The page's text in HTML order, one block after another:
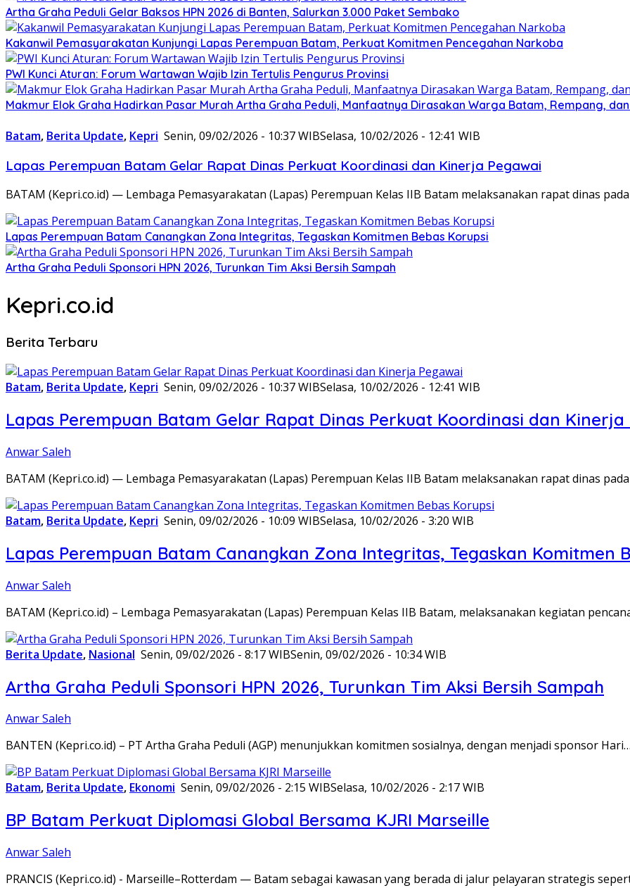
Artha Graha Peduli Gelar Baksos HPN 2026 di Banten, Salurkan 3.000 Paket Sembako
Kakanwil Pemasyarakatan Kunjungi Lapas Perempuan Batam, Perkuat Komitmen Pencegahan Narkoba
PWI Kunci Aturan: Forum Wartawan Wajib Izin Tertulis Pengurus Provinsi
Makmur Elok Graha Hadirkan Pasar Murah Artha Graha Peduli, Manfaatnya Dirasakan Warga Batam, Rempang,
Batam, Berita Update, Kepri Senin, 09/02/2026 - 10:37 WIBSelasa, 10/02/2026 - 12:41 WIB
Lapas Perempuan Batam Gelar Rapat Dinas Perkuat Koordinasi dan Kinerja Pegawai
BATAM (Kepri.co.id) — Lembaga Pemasyarakatan (Lapas) Perempuan Kelas IIB Batam melaksanakan rapat dinas
Lapas Perempuan Batam Canangkan Zona Integritas, Tegaskan Komitmen Bebas Korupsi
Artha Graha Peduli Sponsori HPN 2026, Turunkan Tim Aksi Bersih Sampah
Kepri.co.id
Berita Terbaru
Batam, Berita Update, Kepri Senin, 09/02/2026 - 10:37 WIBSelasa, 10/02/2026 - 12:41 WIB
Lapas Perempuan Batam Gelar Rapat Dinas Perkuat Koordinasi dan Kinerja
Anwar Saleh
BATAM (Kepri.co.id) — Lembaga Pemasyarakatan (Lapas) Perempuan Kelas IIB Batam melaksanakan rapat dinas
Batam, Berita Update, Kepri Senin, 09/02/2026 - 10:09 WIBSelasa, 10/02/2026 - 3:20 WIB
Lapas Perempuan Batam Canangkan Zona Integritas, Tegaskan Komitmen
Anwar Saleh
BATAM (Kepri.co.id) – Lembaga Pemasyarakatan (Lapas) Perempuan Kelas IIB Batam, melaksanakan kegiatan
Berita Update, Nasional Senin, 09/02/2026 - 8:17 WIBSenin, 09/02/2026 - 10:34 WIB
Artha Graha Peduli Sponsori HPN 2026, Turunkan Tim Aksi Bersih Sampah
Anwar Saleh
BANTEN (Kepri.co.id) – PT Artha Graha Peduli (AGP) menunjukkan komitmen sosialnya, dengan menjadi sponsor Hari…
Batam, Berita Update, Ekonomi Senin, 09/02/2026 - 2:15 WIBSelasa, 10/02/2026 - 2:17 WIB
BP Batam Perkuat Diplomasi Global Bersama KJRI Marseille
Anwar Saleh
PRANCIS (Kepri.co.id) - Marseille–Rotterdam — Batam sebagai kawasan yang berada di jalur pelayaran strategis